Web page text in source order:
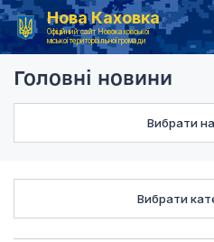
Нова Каховка
Офіційний сайт Новокаховської
міської територіальної громади
Головна Головні новини
Головні новини
Вибрати
Вибрати